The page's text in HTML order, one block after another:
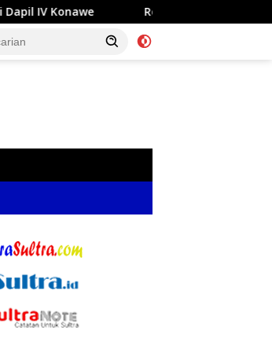
Reses di Labela, Anggota DPRD Sultra Dr